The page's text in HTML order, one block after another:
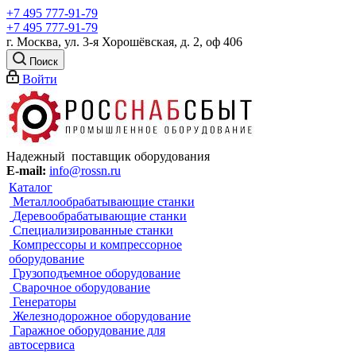
+7 495 777-91-79
+7 495 777-91-79
г. Москва, ул. 3-я Хорошёвская, д. 2, оф 406
Поиск
Войти
Надежный поставщик оборудования
E-mail: info@rossn.ru
Каталог
Металлообрабатывающие станки
Деревообрабатывающие станки
Специализированные станки
Компрессоры и компрессорное
оборудование
Грузоподъемное оборудование
Сварочное оборудование
Генераторы
Железнодорожное оборудование
Гаражное оборудование для
автосервиса